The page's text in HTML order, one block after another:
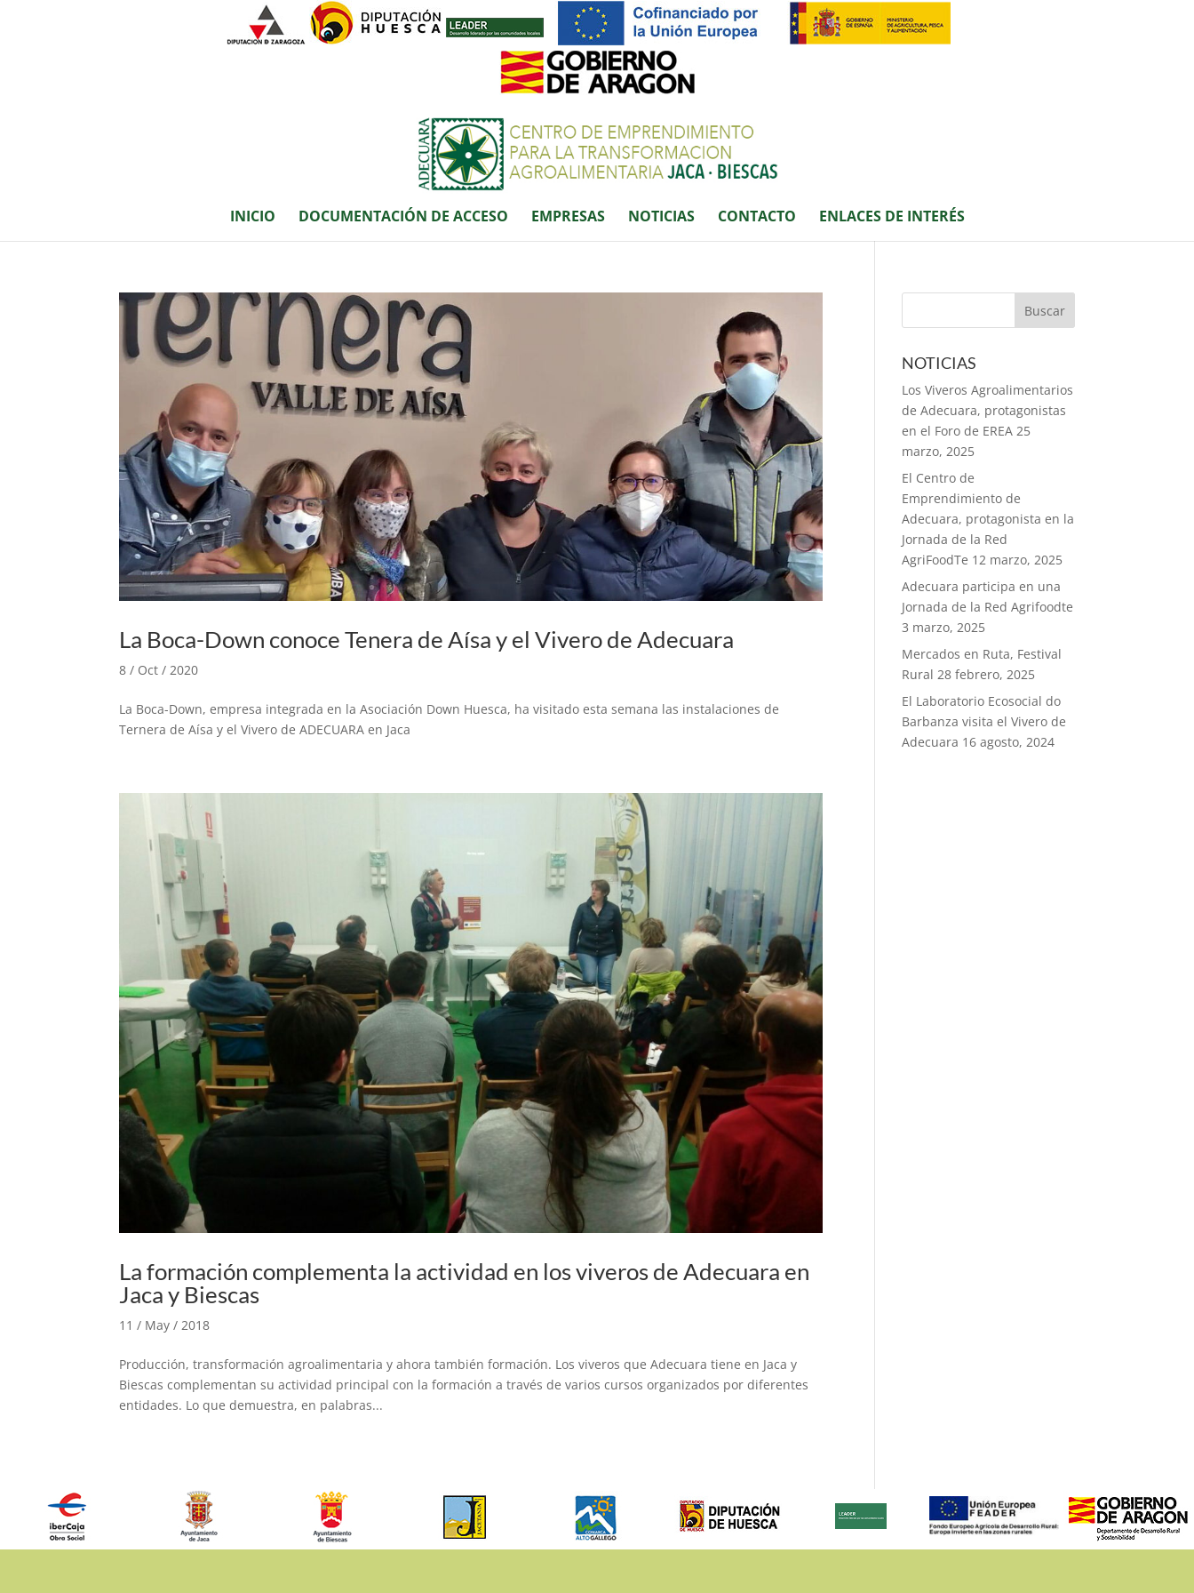
INICIO DOCUMENTACIÓN DE ACCESO EMPRESAS NOTICIAS CONTACTO ENLACES DE INTERÉS
La Boca-Down conoce Tenera de Aísa y el Vivero de Adecuara
8 / Oct / 2020
La Boca-Down, empresa integrada en la Asociación Down Huesca, ha visitado esta semana las instalaciones de
Ternera de Aísa y el Vivero de ADECUARA en Jaca
La formación complementa la actividad en los viveros de Adecuara en
Jaca y Biescas
11 / May / 2018
Producción, transformación agroalimentaria y ahora también formación. Los viveros que Adecuara tiene en Jaca y
Biescas complementan su actividad principal con la formación a través de varios cursos organizados por diferentes
entidades. Lo que demuestra, en palabras...
NOTICIAS
Los Viveros Agroalimentarios
de Adecuara, protagonistas
en el Foro de EREA 25
marzo, 2025
El Centro de
Emprendimiento de
Adecuara, protagonista en la
Jornada de la Red
AgriFoodTe 12 marzo, 2025
Adecuara participa en una
Jornada de la Red Agrifoodte
3 marzo, 2025
Mercados en Ruta, Festival
Rural 28 febrero, 2025
El Laboratorio Ecosocial do
Barbanza visita el Vivero de
Adecuara 16 agosto, 2024